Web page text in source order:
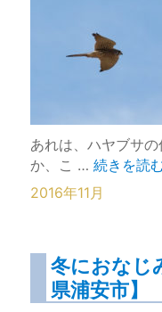
あれは、ハヤブサ
か、こ …“チョウゲ
続きを読
2016年11月
冬におなじ
県浦安市】